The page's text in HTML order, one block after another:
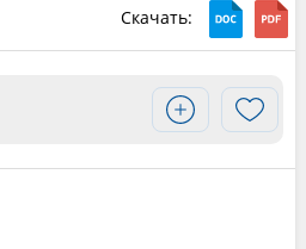
Скачать: